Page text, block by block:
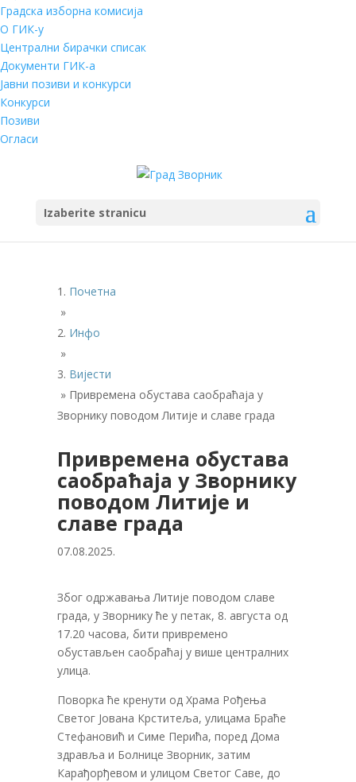
Градска изборна комисија
О ГИК-у
Централни бирачки списак
Документи ГИК-а
Јавни позиви и конкурси
Конкурси
Позиви
Огласи
Izaberite stranicu
Почетна
»
Инфо
»
Вијести
» Привремена обустава саобраћаја у
Зворнику поводом Литије и славе града
Привремена обустава
саобраћаја у Зворнику
поводом Литије и
славе града
07.08.2025.
Због одржавања Литије поводом славе
града, у Зворнику ће у петак, 8. августа од
17.20 часова, бити привремено
обустављен саобраћај у више централних
улица.
Поворка ће кренути од Храма Рођења
Светог Јована Крститеља, улицама Браће
Стефановић и Симе Перића, поред Дома
здравља и Болнице Зворник, затим
Карађорђевом и улицом Светог Саве, до